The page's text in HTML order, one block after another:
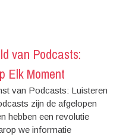
van Podcasts:
Elk Moment
van Podcasts: Luisteren
zijn de afgelopen
hebben een revolutie
we informatie